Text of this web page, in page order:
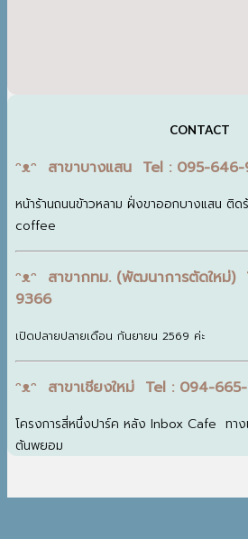
CONTACT
ᵔᴥᵔ สาขาบางแสน Tel : 095-
หน้าร้านถนนข้าวหลาม ฝั่งขาออกบางแสน ติ
coffee
ᵔᴥᵔ สาขากทม. (พัฒนาการตัดใหม่)
9366
เปิดปลายปลายเดือน กันยายน 2569 ค่ะ
ᵔᴥᵔ สาขาเชียงใหม่ Tel : 094-
โครงการสี่หนึ่งปาร์ค หลัง Inbox Cafe ทา
ต้นพยอม